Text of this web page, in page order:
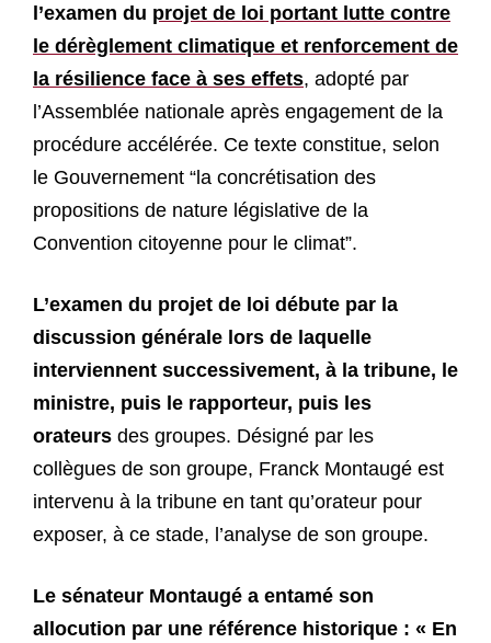
l’examen du projet de loi portant lutte contre
le dérèglement climatique et renforcement de
la résilience face à ses effets, adopté par
l’Assemblée nationale après engagement de la
procédure accélérée. Ce texte constitue, selon
le Gouvernement “la concrétisation des
propositions de nature législative de la
Convention citoyenne pour le climat”.
L’examen du projet de loi débute par la
discussion générale lors de laquelle
interviennent successivement, à la tribune, le
ministre, puis le rapporteur, puis les
orateurs des groupes. Désigné par les
collègues de son groupe, Franck Montaugé est
intervenu à la tribune en tant qu’orateur pour
exposer, à ce stade, l’analyse de son groupe.
Le sénateur Montaugé a entamé son
allocution par une référence historique : « En